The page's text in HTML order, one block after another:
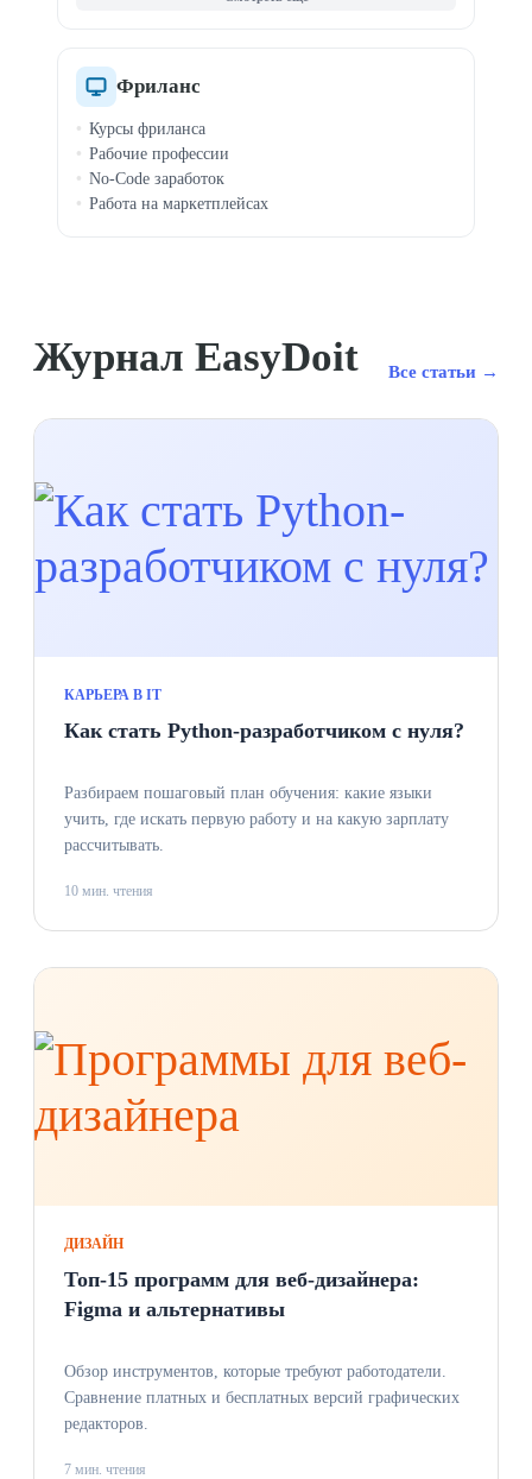
Фриланс
Курсы фриланса
Рабочие профессии
No-Code заработок
Работа на маркетплейсах
Журнал EasyDoit Все статьи →
КАРЬЕРА В IT
Как стать Python-разработчиком с нуля?
Разбираем пошаговый план обучения: какие языки
учить, где искать первую работу и на какую зарплату
рассчитывать.
10 мин. чтения
ДИЗАЙН
Топ-15 программ для веб-дизайнера:
Figma и альтернативы
Обзор инструментов, которые требуют работодатели.
Сравнение платных и бесплатных версий графических
редакторов.
7 мин. чтения